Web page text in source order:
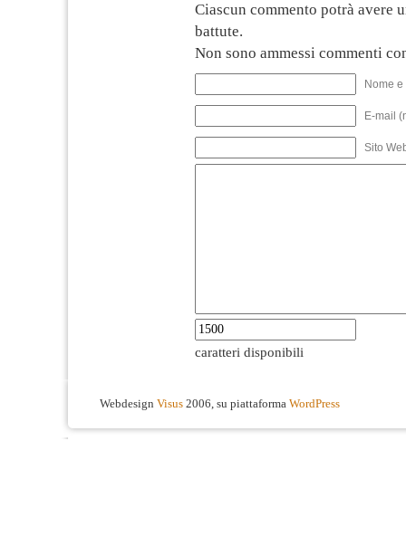
Ciascun commento potrà avere
battute.
Non sono ammessi commenti
Nome
E-mail
Sito
caratteri disponibili
Webdesign Visus 2006, su piattaforma WordPress